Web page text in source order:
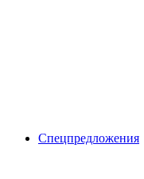
Спецпредложения